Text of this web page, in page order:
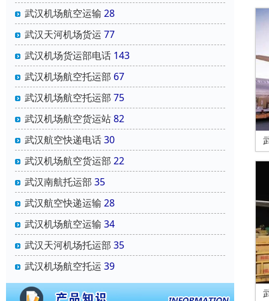
武汉机场航空运输 28
武汉天河机场货运 77
武汉机场货运部电话 143
武汉机场航空托运部 67
武汉机场航空托运部 75
武汉机场航空货运站82
武汉航空快递电话30
武汉机场航空货运部 22
武汉南航托运部 35
武汉航空快递运输 28
武汉机场航空运输 34
武汉天河机场托运部 35
武汉机场航空托运 39